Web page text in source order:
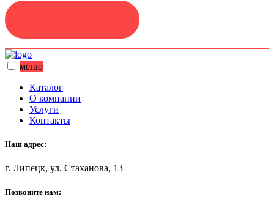
меню
Каталог
О компании
Услуги
Контакты
Наш адрес:
г. Липецк, ул. Стаханова, 13
Позвоните нам: